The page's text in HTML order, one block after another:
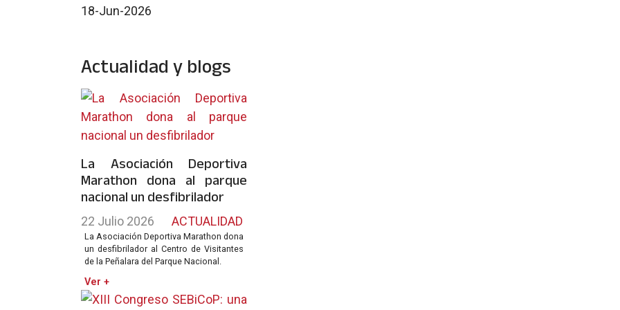
18-Jun-2026
Actualidad y blogs
La Asociación Deportiva
Marathon dona al parque
nacional un desfibrilador
22 Julio 2026 ACTUALIDAD
La Asociación Deportiva Marathon dona
un desfibrilador al Centro de Visitantes
de la Peñalara del Parque Nacional.
Ver +